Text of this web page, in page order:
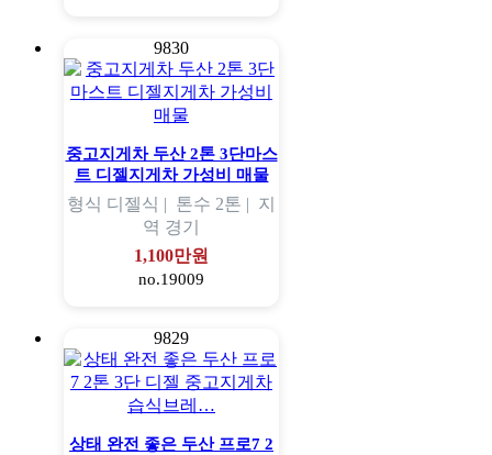
9830
중고지게차 두산 2톤 3단마스
트 디젤지게차 가성비 매물
형식 디젤식 | 톤수 2톤 | 지
역 경기
1,100만원
no.19009
9829
상태 완전 좋은 두산 프로7 2